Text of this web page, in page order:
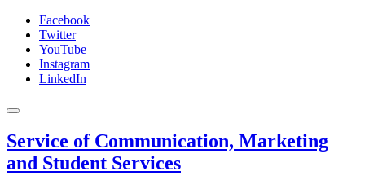
Facebook
Twitter
YouTube
Instagram
LinkedIn
Service of Communication, Marketing
and Student Services